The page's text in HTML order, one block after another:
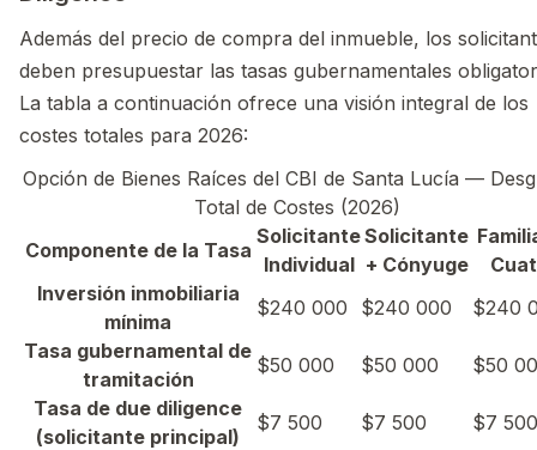
Además del precio de compra del inmueble, los
deben presupuestar las tasas gubernamentales
La tabla a continuación ofrece una visión integral de los
costes totales para 2026:
Opción de Bienes Raíces del CBI de Santa Lucía —
Total de Costes (2026)
Componente de la Tasa
Solicitante
Individual
Solicitante
+ Cónyuge
Inversión inmobiliaria
mínima
$240 000 $240 000
$240
Tasa gubernamental de
tramitación
$50 000 $50 000
$50
Tasa de due diligence
(solicitante principal)
$7 500 $7 500
$7 500